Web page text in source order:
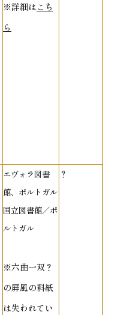
※詳細は こち
ら
エヴォラ図書
館、ポルトガル
国立図書館／ポ
ルトガル
※六曲一双？
の屏風の料紙
は失われてい
？